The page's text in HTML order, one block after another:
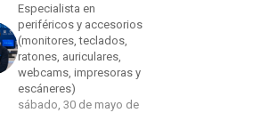
Especialista en
periféricos y accesorios
(monitores, teclados,
ratones, auriculares,
webcams, impresoras y
escáneres)
sábado, 30 de mayo de